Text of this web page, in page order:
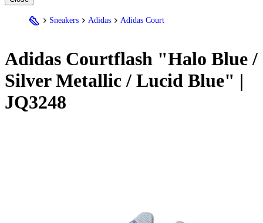
Sneakers Adidas Adidas Court
Adidas Courtflash "Halo Blue /
Silver Metallic / Lucid Blue" |
JQ3248